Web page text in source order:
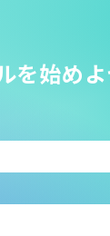
を始めよ